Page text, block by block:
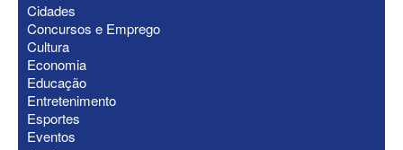
ELEIÇÕES 2026 - Nabor Vanderley
pede primeiro voto em João Azevêdo e
oficializa Daniella Ribeiro como
suplente
Cidades
Concursos e Emprego
Cultura
Economia
Educação
Entretenimento
Esportes
Eventos